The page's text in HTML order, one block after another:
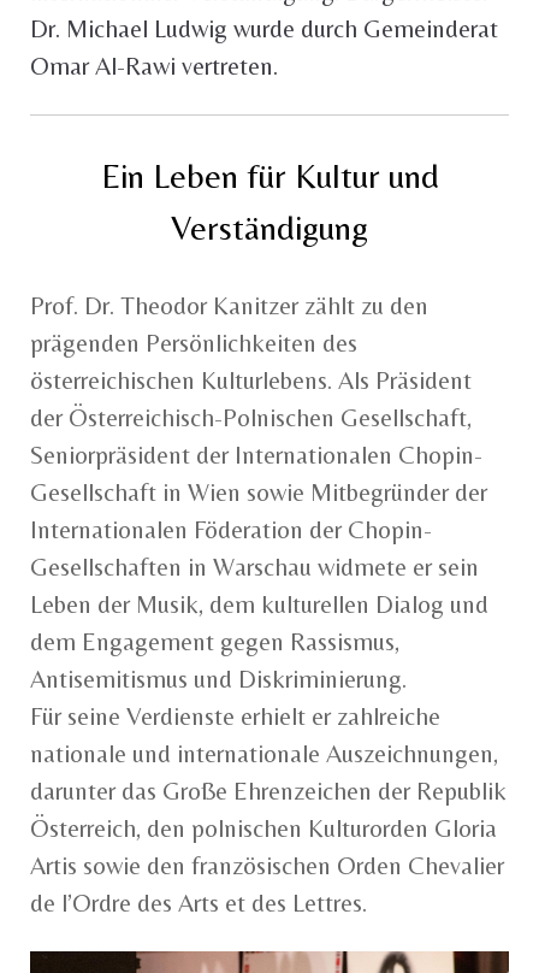
Dr. Michael Ludwig wurde durch Gemeinderat
Omar Al-Rawi vertreten.
Ein Leben für Kultur und
Verständigung
Prof. Dr. Theodor Kanitzer zählt zu den
prägenden Persönlichkeiten des
österreichischen Kulturlebens. Als Präsident
der Österreichisch-Polnischen Gesellschaft,
Seniorpräsident der Internationalen Chopin-
Gesellschaft in Wien sowie Mitbegründer der
Internationalen Föderation der Chopin-
Gesellschaften in Warschau widmete er sein
Leben der Musik, dem kulturellen Dialog und
dem Engagement gegen Rassismus,
Antisemitismus und Diskriminierung.
Für seine Verdienste erhielt er zahlreiche
nationale und internationale Auszeichnungen,
darunter das Große Ehrenzeichen der Republik
Österreich, den polnischen Kulturorden Gloria
Artis sowie den französischen Orden Chevalier
de l’Ordre des Arts et des Lettres.